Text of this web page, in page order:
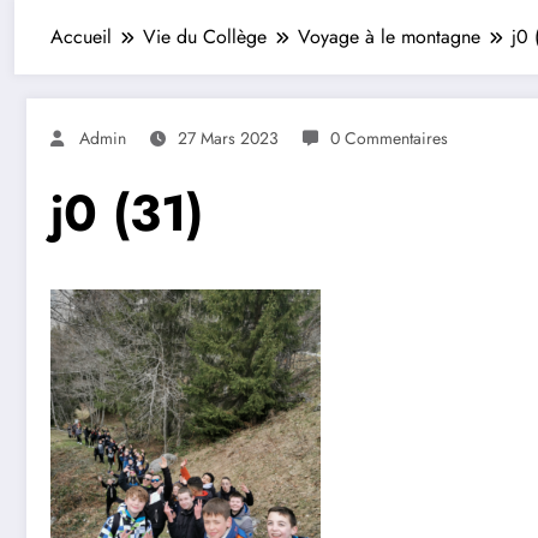
Accueil Vie du Collège Voyage à le montagne j0
Admin 27 Mars 2023 0 Commentaires
j0 (31)